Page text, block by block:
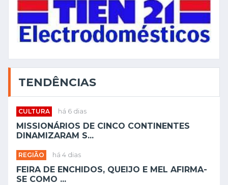
TENDÊNCIAS
CULTURA há 6 dias
MISSIONÁRIOS DE CINCO CONTINENTES
DINAMIZARAM S...
REGIÃO há 4 dias
FEIRA DE ENCHIDOS, QUEIJO E MEL AFIRMA-
SE COMO ...